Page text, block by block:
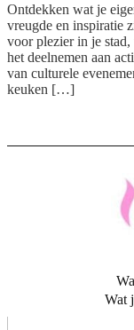
Ontdekken wat je
vreugde en inspiratie
voor plezier in je
het deelnemen aan
van culturele
keuken […]
Wat